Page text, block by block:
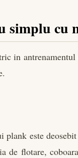
cu
in
plank este
de flotare,